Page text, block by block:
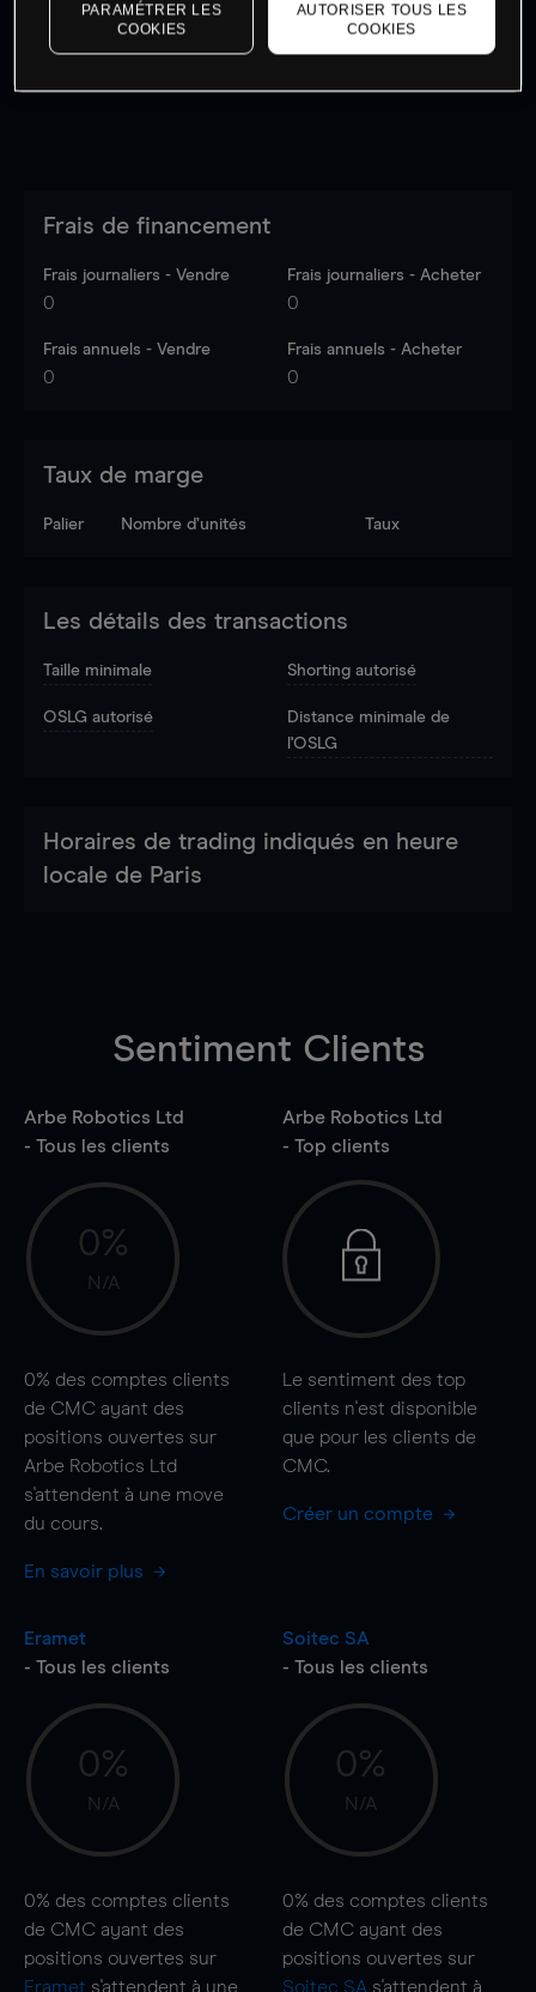
market data
Frais de financement
Frais journaliers - Vendre
0
Frais journaliers - Acheter
0
Frais annuels - Vendre
0
Frais annuels - Acheter
0
Taux de marge
Palier Nombre d’unités Taux
Les détails des transactions
Taille minimale Shorting autorisé
OSLG autorisé
Distance minimale de
l'OSLG
Horaires de trading indiqués en heure
locale de Paris
Sentiment Clients
Arbe Robotics Ltd
- Tous les clients
0%
N/A
0% des comptes clients
de CMC ayant des
positions ouvertes sur
Arbe Robotics Ltd
s'attendent à une move
du cours.
En savoir plus
Arbe Robotics Ltd
- Top clients
Le sentiment des top
clients n'est disponible
que pour les clients de
CMC.
Créer un compte
Eramet
- Tous les clients
0%
N/A
0% des comptes clients
de CMC ayant des
positions ouvertes sur
Eramet s'attendent à une
Soitec SA
- Tous les clients
0%
N/A
0% des comptes clients
de CMC ayant des
positions ouvertes sur
Soitec SA s'attendent à
PARAMÉTRER LES
COOKIES
AUTORISER TOUS LES
COOKIES